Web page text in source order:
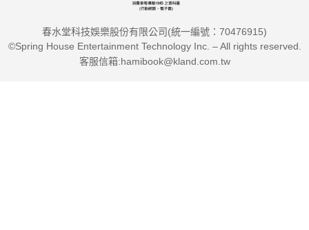
春水堂科技娛樂股份有限公司(統一編號：70476915)
©Spring House Entertainment Technology Inc. – All rights reserved.
客服信箱:hamibook@kland.com.tw